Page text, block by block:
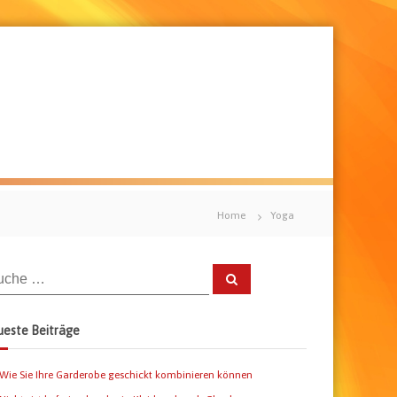
Home Yoga
S
Beiträge
Wie Sie Ihre Garderobe geschickt kombinieren können